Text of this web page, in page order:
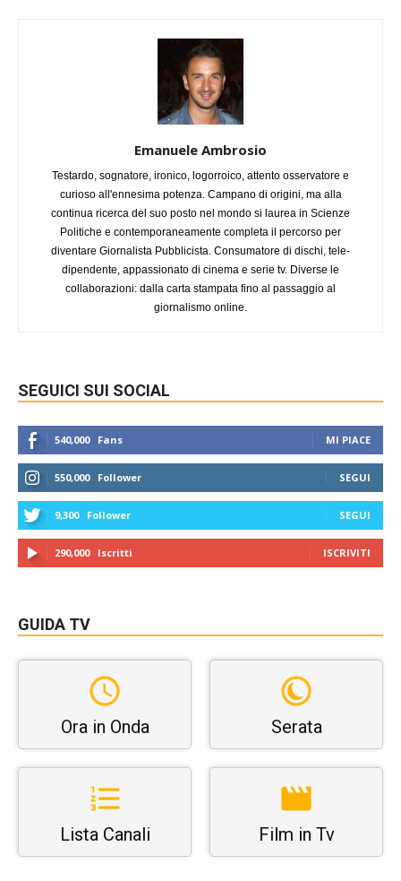
Emanuele Ambrosio
Testardo, sognatore, ironico, logorroico, attento osservatore e
curioso all'ennesima potenza. Campano di origini, ma alla
continua ricerca del suo posto nel mondo si laurea in Scienze
Politiche e contemporaneamente completa il percorso per
diventare Giornalista Pubblicista. Consumatore di dischi, tele-
dipendente, appassionato di cinema e serie tv. Diverse le
collaborazioni: dalla carta stampata fino al passaggio al
giornalismo online.
SEGUICI SUI SOCIAL
540,000 Fans MI PIACE
550,000 Follower SEGUI
9,300 Follower SEGUI
290,000 Iscritti ISCRIVITI
GUIDA TV
Ora in Onda Serata
Lista Canali Film in Tv